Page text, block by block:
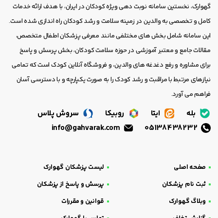
گهوارک، نخستین سامانه نوبت دهی ویژه کودکان در ایران، با هدف ارائه خدمات
کامل و تخصصی به والدین در زمینه سلامت و رشد کودکان راه اندازی شده است.
این سامانه شامل بخش های مختلفی مانند معرفی پزشکان اطفال متخصص،
مقالات جامع و معتبر آموزشی در حوزه سلامت کودکان، بخش پرسش و پاسخ
برای مشاوره و رفع دغدغه های والدین، و فروشگاه آنلاین کودک است که تمامی
نیازهای مرتبط با مراقبت و رشد کودک را به صورت یکپارچه و با دسترسی آسان
فراهم می آورد.
بله ایتا روبیکا
سروش پلاس
صفحه اصلی
لیست پزشکان گهوارک
ثبت نام پزشکان
پرسش و پاسخ از پزشکان
وبلاگ گهوارک
قوانین و مقررات